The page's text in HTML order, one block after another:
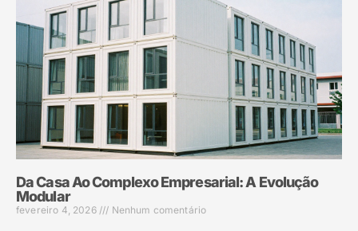
Da Casa Ao Complexo Empresarial: A Evolução
Modular
fevereiro 4, 2026 Nenhum comentário